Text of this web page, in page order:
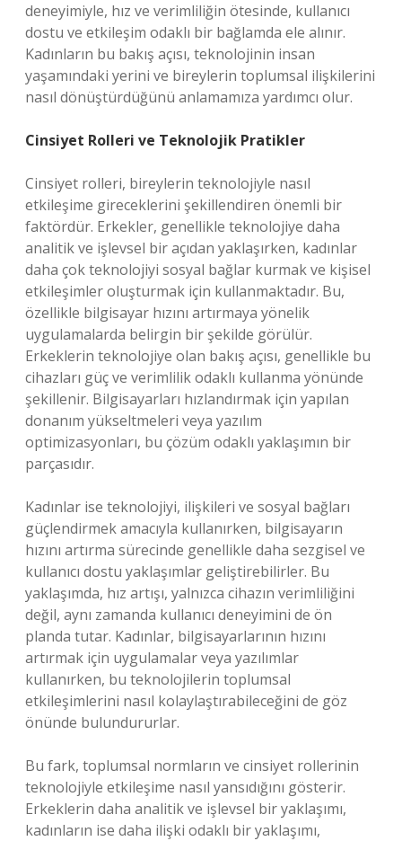
deneyimiyle, hız ve verimliliğin ötesinde, kullanıcı
dostu ve etkileşim odaklı bir bağlamda ele alınır.
Kadınların bu bakış açısı, teknolojinin insan
yaşamındaki yerini ve bireylerin toplumsal ilişkilerini
nasıl dönüştürdüğünü anlamamıza yardımcı olur.
Cinsiyet Rolleri ve Teknolojik Pratikler
Cinsiyet rolleri, bireylerin teknolojiyle nasıl
etkileşime gireceklerini şekillendiren önemli bir
faktördür. Erkekler, genellikle teknolojiye daha
analitik ve işlevsel bir açıdan yaklaşırken, kadınlar
daha çok teknolojiyi sosyal bağlar kurmak ve kişisel
etkileşimler oluşturmak için kullanmaktadır. Bu,
özellikle bilgisayar hızını artırmaya yönelik
uygulamalarda belirgin bir şekilde görülür.
Erkeklerin teknolojiye olan bakış açısı, genellikle bu
cihazları güç ve verimlilik odaklı kullanma yönünde
şekillenir. Bilgisayarları hızlandırmak için yapılan
donanım yükseltmeleri veya yazılım
optimizasyonları, bu çözüm odaklı yaklaşımın bir
parçasıdır.
Kadınlar ise teknolojiyi, ilişkileri ve sosyal bağları
güçlendirmek amacıyla kullanırken, bilgisayarın
hızını artırma sürecinde genellikle daha sezgisel ve
kullanıcı dostu yaklaşımlar geliştirebilirler. Bu
yaklaşımda, hız artışı, yalnızca cihazın verimliliğini
değil, aynı zamanda kullanıcı deneyimini de ön
planda tutar. Kadınlar, bilgisayarlarının hızını
artırmak için uygulamalar veya yazılımlar
kullanırken, bu teknolojilerin toplumsal
etkileşimlerini nasıl kolaylaştırabileceğini de göz
önünde bulundururlar.
Bu fark, toplumsal normların ve cinsiyet rollerinin
teknolojiyle etkileşime nasıl yansıdığını gösterir.
Erkeklerin daha analitik ve işlevsel bir yaklaşımı,
kadınların ise daha ilişki odaklı bir yaklaşımı,